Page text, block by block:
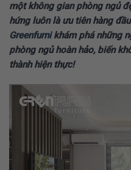
một không gian phòng ngủ
hứng luôn là ưu tiên hàng
Greenfurnikhám phá những
phòng ngủ hoàn hảo, biến
thành hiện thực!